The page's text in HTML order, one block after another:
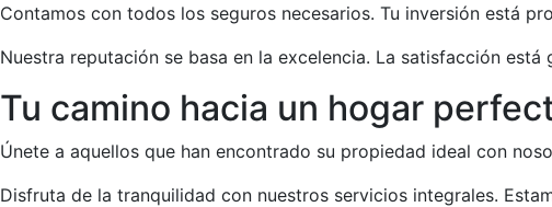
Contamos con todos los seguros necesarios. Tu inversión está
Nuestra reputación se basa en la excelencia. La satisfacción está
Tu camino hacia un hogar
Únete a aquellos que han encontrado su propiedad ideal con
Disfruta de la tranquilidad con nuestros servicios integrales.